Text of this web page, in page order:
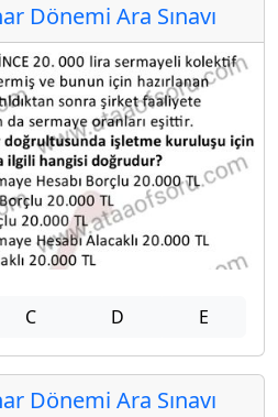
Dönemi Ara Sınavı
C D E
Dönemi Ara Sınavı